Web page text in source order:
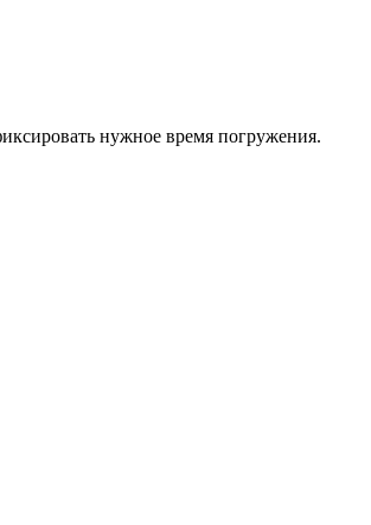
нужное время погружения.